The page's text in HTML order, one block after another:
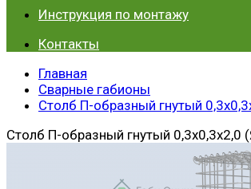
Инструкция по монтажу
Контакты
Главная
Сварные габионы
Столб П-образный гнутый
Столб П-образный гнутый 0,3х0,3х2,0